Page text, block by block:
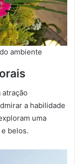
ambiente
a habilidade
uma
belos.